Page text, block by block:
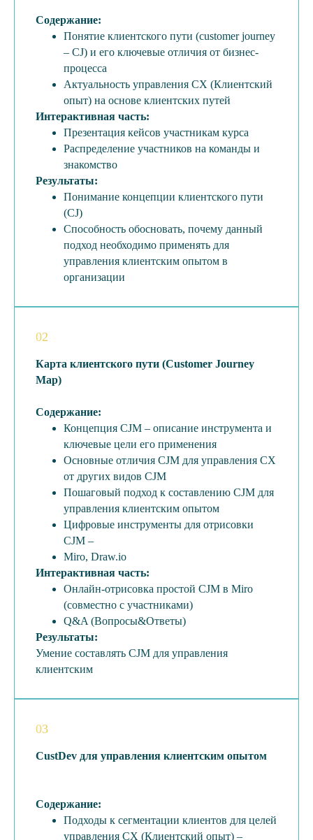
Содержание:
Понятие клиентского пути (customer journey
– CJ) и его ключевые отличия от бизнес-
процесса
Актуальность управления CX (Клиентский
опыт) на основе клиентских путей
Интерактивная часть:
Презентация кейсов участникам курса
Распределение участников на команды и
знакомство
Результаты:
Понимание концепции клиентского пути
(CJ)
Способность обосновать, почему данный
подход необходимо применять для
управления клиентским опытом в
организации
02
Карта клиентского пути (Customer Journey
Map)
Содержание:
Концепция CJM – описание инструмента и
ключевые цели его применения
Основные отличия CJM для управления CX
от других видов CJM
Пошаговый подход к составлению CJM для
управления клиентским опытом
Цифровые инструменты для отрисовки
CJM –
Miro, Draw.io
Интерактивная часть:
Онлайн-отрисовка простой CJM в Miro
(совместно с участниками)
Q&A (Вопросы&Ответы)
Результаты:
Умение составлять CJM для управления
клиентским
03
CustDev для управления клиентским опытом
Содержание:
Подходы к сегментации клиентов для целей
управления CX (Клиентский опыт) –